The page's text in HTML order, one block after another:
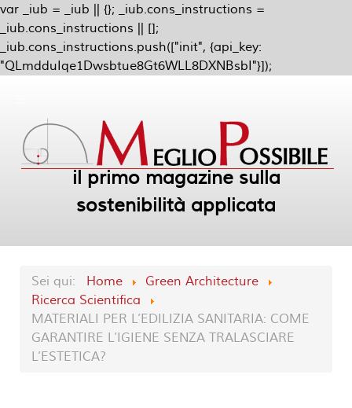
var _iub = _iub || {}; _iub.cons_instructions =
_iub.cons_instructions || [];
_iub.cons_instructions.push(["init", {api_key:
"QLmdduIqe1Dwsbtue8Gt6WLL8DXNBsbI"}]);
il primo magazine sulla
sostenibilità applicata
Sei qui: Home
Green Architecture
Ricerca Scientifica
MATERIALI PER L’EDILIZIA SANITARIA: COME
GARANTIRE L’IGIENE SENZA TRALASCIARE
L’ESTETICA?